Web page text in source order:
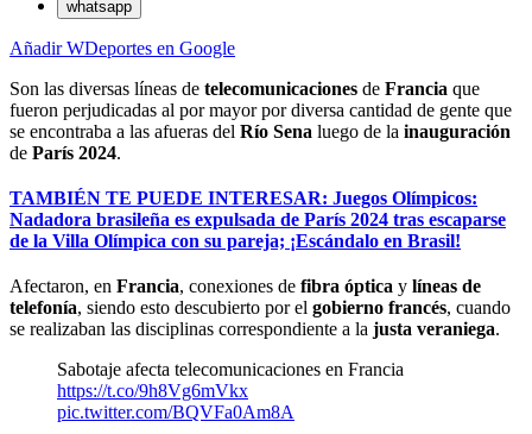
whatsapp
Añadir WDeportes en Google
Son las diversas líneas de telecomunicaciones de Francia que
fueron perjudicadas al por mayor por diversa cantidad de gente que
se encontraba a las afueras del Río Sena luego de la inauguración
de París 2024.
TAMBIÉN TE PUEDE INTERESAR: Juegos Olímpicos:
Nadadora brasileña es expulsada de París 2024 tras escaparse
de la Villa Olímpica con su pareja; ¡Escándalo en Brasil!
Afectaron, en Francia, conexiones de fibra óptica y líneas de
telefonía, siendo esto descubierto por el gobierno francés, cuando
se realizaban las disciplinas correspondiente a la justa veraniega.
Sabotaje afecta telecomunicaciones en Francia
https://t.co/9h8Vg6mVkx
pic.twitter.com/BQVFa0Am8A